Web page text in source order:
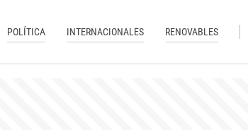
POLÍTICA INTERNACIONALES RENOVABLES